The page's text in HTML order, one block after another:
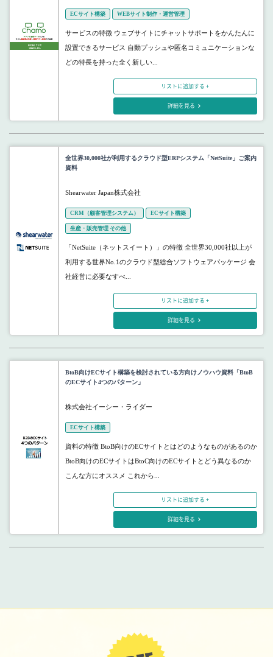
ECサイト構築 WEBサイト制作・運営管理
サービスの特徴 ウェブサイトにチャットサポートをかんたんに
設置できるサービス 自動プッシュや匿名コミュニケーションな
どの特長を持った全く新しい...
リストに追加する +
詳細を見る
全世界30,000社が利用するクラウド型ERPシステム「NetSuite」ご案内
資料
Shearwater Japan株式会社
CRM（顧客管理システム） ECサイト構築
生産・販売管理 その他
「NetSuite（ネットスイート）」の特徴 全世界30,000社以上が
利用する世界No.1のクラウド型総合ソフトウェアパッケージ 会
社経営に必要なすべ...
リストに追加する +
詳細を見る
BtoB向けECサイト構築を検討されている方向けノウハウ資料「BtoB
のECサイト4つのパターン」
株式会社イーシー・ライダー
ECサイト構築
資料の特徴 BtoB向けのECサイトとはどのようなものがあるのか
BtoB向けのECサイトはBtoC向けのECサイトとどう異なるのか
こんな方にオススメ これから...
リストに追加する +
詳細を見る